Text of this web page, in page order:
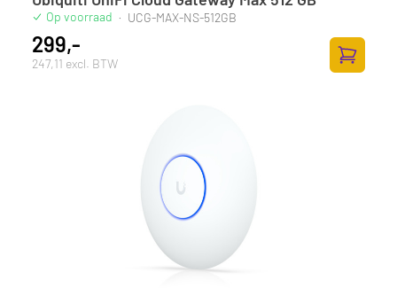
Op voorraad · UCG-MAX-NS-512GB
299,-
247,11 excl. BTW